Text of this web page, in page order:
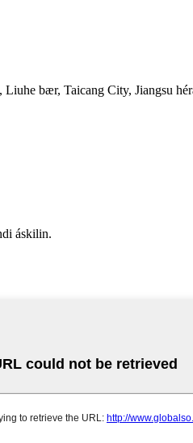
bær, Taicang City, Jiangsu
áskilin.